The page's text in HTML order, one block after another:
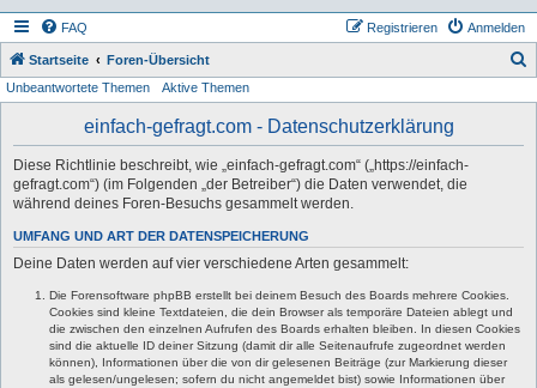
FAQ Anmelden
Registrieren
Startseite Foren-Übersicht
Unbeantwortete Themen Aktive Themen
einfach-gefragt.com - Datenschutzerklärung
Diese Richtlinie beschreibt, wie „einfach-gefragt.com“ („https://einfach-
gefragt.com“) (im Folgenden „der Betreiber“) die Daten verwendet, die
während deines Foren-Besuchs gesammelt werden.
UMFANG UND ART DER DATENSPEICHERUNG
Deine Daten werden auf vier verschiedene Arten gesammelt:
Die Forensoftware phpBB erstellt bei deinem Besuch des Boards mehrere Cookies.
Cookies sind kleine Textdateien, die dein Browser als temporäre Dateien ablegt und
die zwischen den einzelnen Aufrufen des Boards erhalten bleiben. In diesen Cookies
sind die aktuelle ID deiner Sitzung (damit dir alle Seitenaufrufe zugeordnet werden
können), Informationen über die von dir gelesenen Beiträge (zur Markierung dieser
als gelesen/ungelesen; sofern du nicht angemeldet bist) sowie Informationen über